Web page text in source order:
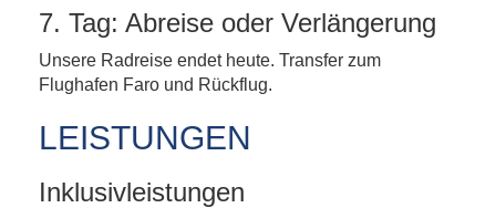
7. Tag: Abreise oder Verlängerung
Unsere Radreise endet heute. Transfer zum
Flughafen Faro und Rückflug.
LEISTUNGEN
Inklusivleistungen